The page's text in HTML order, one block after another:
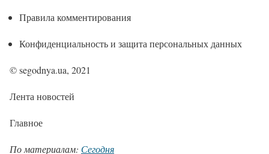
Правила комментирования
Конфиденциальность и защита персональных данных
© segodnya.ua, 2021
Лента новостей
Главное
По материалам: Сегодня